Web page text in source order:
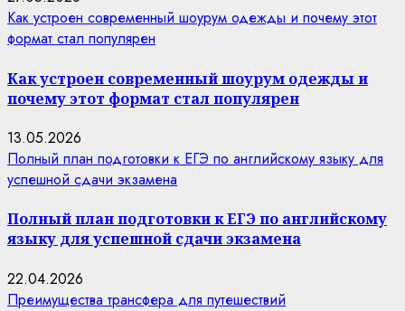
Как устроен современный шоурум одежды и почему этот
формат стал популярен
Как устроен современный шоурум одежды и
почему этот формат стал популярен
13.05.2026
Полный план подготовки к ЕГЭ по английскому языку для
успешной сдачи экзамена
Полный план подготовки к ЕГЭ по английскому
языку для успешной сдачи экзамена
22.04.2026
Преимущества трансфера для путешествий